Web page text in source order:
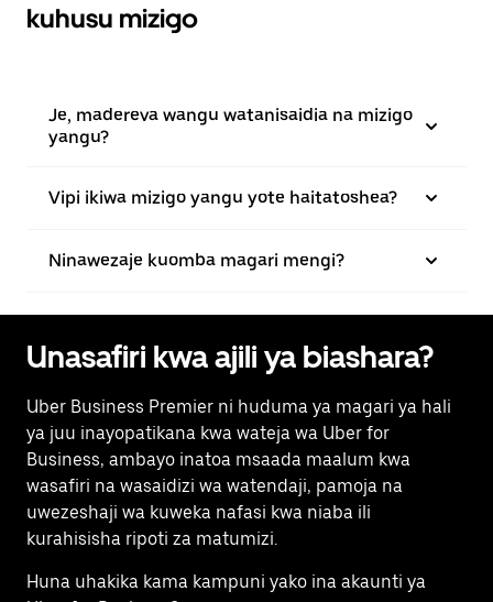
kuhusu mizigo
Je, madereva wangu watanisaidia na mizigo
yangu?
Vipi ikiwa mizigo yangu yote haitatoshea?
Ninawezaje kuomba magari mengi?
Unasafiri kwa ajili ya biashara?
Uber Business Premier ni huduma ya magari ya hali
ya juu inayopatikana kwa wateja wa Uber for
Business, ambayo inatoa msaada maalum kwa
wasafiri na wasaidizi wa watendaji, pamoja na
uwezeshaji wa kuweka nafasi kwa niaba ili
kurahisisha ripoti za matumizi.
Huna uhakika kama kampuni yako ina akaunti ya